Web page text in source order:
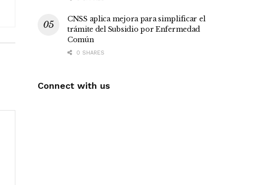
CNSS aplica mejora para simplificar el
trámite del Subsidio por Enfermedad
Común
0 SHARES
Connect with us